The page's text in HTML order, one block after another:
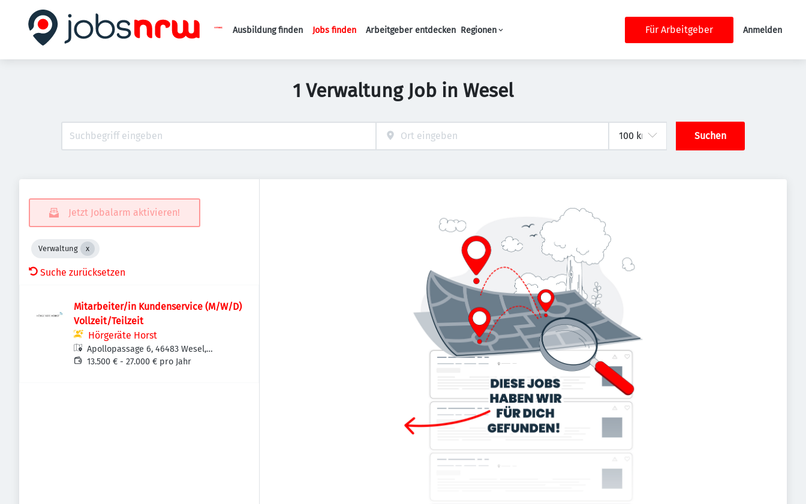
Haupt-Navigation
Ausbildung finden Jobs finden Arbeitgeber entdecken Regionen Für Arbeitgeber Anmelden
1 Verwaltung Job in Wesel
Suchen
Jetzt Jobalarm aktivieren!
Verwaltung
Suche zurücksetzen
Mitarbeiter/in Kundenservice (M/W/D)
Vollzeit/Teilzeit
Hörgeräte Horst
Apollopassage 6, 46483 Wesel,
Deutschland
13.500 € - 27.000 € pro Jahr